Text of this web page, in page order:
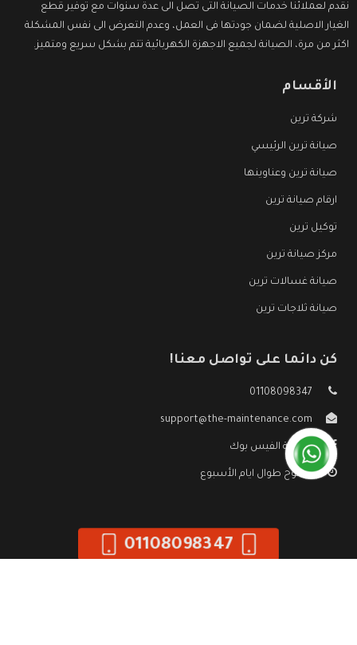
نقدم لعملائنا خدمات الصيانة التى تصل الى عدة سنوات مع توفير قطع
الغيار الاصلية لضمان جودتها فى العمل، وعدم التعرض الى نفس المشكلة
اكثر من مرة، الصيانة لجميع الاجهزة الكهربائية تتم بشكل سريع ومتميز.
الأقسام
شركة ترين
صيانة ترين الرئيسي
صيانة ترين وعناوينها
ارقام صيانة ترين
توكيل ترين
مركز صيانة ترين
صيانة غسالات ترين
صيانة ثلاجات ترين
كن دائما على تواصل معنا!
01108098347
support@the-maintenance.com
صفحة الفيس بوك
مفتوح طوال ايام الأسبوع
01108098347